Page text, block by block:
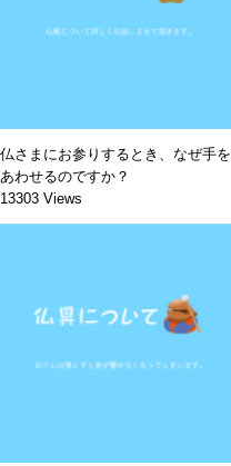
仏さまにお参りするとき、なぜ手を
あわせるのですか？
13303 Views